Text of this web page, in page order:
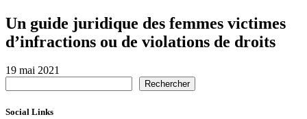
Un guide juridique des femmes victimes
d’infractions ou de violations de droits
19 mai 2021
Rechercher
Social Links